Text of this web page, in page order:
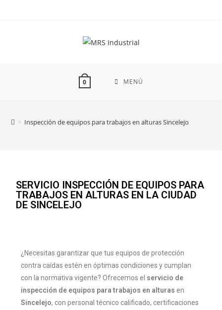
0 MENÚ
> Inspección de equipos para trabajos en alturas Sincelejo
SERVICIO INSPECCIÓN DE EQUIPOS PARA
TRABAJOS EN ALTURAS EN LA CIUDAD
DE SINCELEJO
¿Necesitas garantizar que tus equipos de protección
contra caídas estén en óptimas condiciones y cumplan
con la normativa vigente? Ofrecemos el servicio de
inspección de equipos para trabajos en alturas en
Sincelejo, con personal técnico calificado, certificaciones